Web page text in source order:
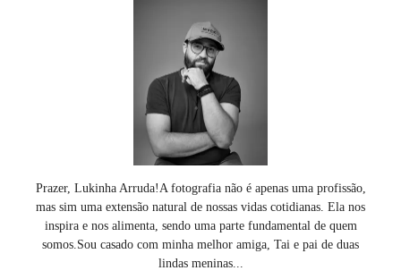
Prazer, Lukinha Arruda!A fotografia não é apenas uma profissão,
mas sim uma extensão natural de nossas vidas cotidianas. Ela nos
inspira e nos alimenta, sendo uma parte fundamental de quem
somos.Sou casado com minha melhor amiga, Tai e pai de duas
lindas meninas...